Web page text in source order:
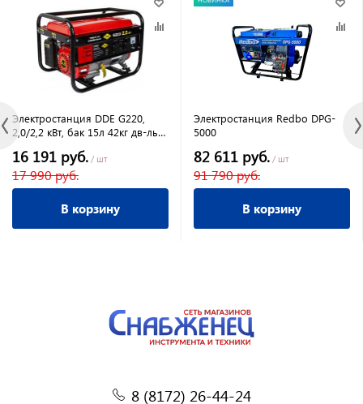
Электростанция DDE G220,
2,0/2,2 кВт, бак 15л 42кг дв-ль
16 191 руб. / шт
17 990 руб.
В корзину
Электростанция Redbo DPG-
5000
82 611 руб. / шт
91 790 руб.
В корзину
8 (8172) 26-44-24